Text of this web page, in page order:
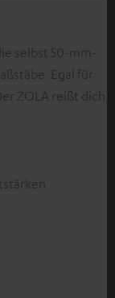
selbst 50-mm-
Egal für
ZOLA reißt dich